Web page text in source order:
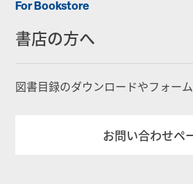
For Bookstore
書店の方へ
図書目録のダウンロードやフォー
お問い合わせペ